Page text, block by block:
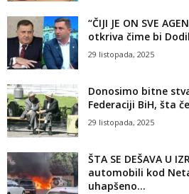
“ČIJI JE ON SVE
otkriva čime bi
29 listopada, 2025
Donosimo bitne
Federaciji BiH, šta
29 listopada, 2025
ŠTA SE DEŠAVA U
automobili kod
uhapšeno...